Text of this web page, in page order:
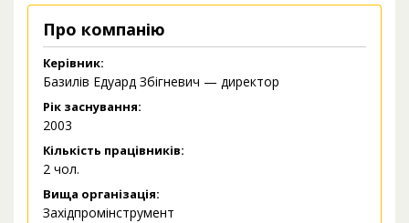
Про компанію
Керівник:
Базилів Едуард Збігневич — директор
Рік заснування:
2003
Кількість працівників:
2 чол.
Вища організація:
Західпромінструмент